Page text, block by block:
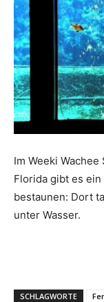
Im Weeki
Florida gibt es
bestaunen: Dort
unter Wasser.
SCHLAGWORTE